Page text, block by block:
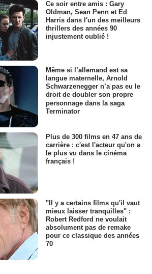
Ce soir entre amis : Gary
Oldman, Sean Penn et Ed
Harris dans l'un des meilleurs
thrillers des années 90
injustement oublié !
Même si l’allemand est sa
langue maternelle, Arnold
Schwarzenegger n’a pas eu le
droit de doubler son propre
personnage dans la saga
Terminator
Plus de 300 films en 47 ans de
carrière : c'est l'acteur qu'on a
le plus vu dans le cinéma
français !
"Il y a certains films qu'il vaut
mieux laisser tranquilles" :
Robert Redford ne voulait
absolument pas de remake
pour ce classique des années
70